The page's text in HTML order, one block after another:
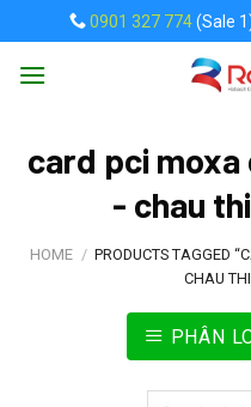
to
content
0901 327 774(Sale
card pci moxa
- chau
HOME / PRODUCTS TAGGED
CHAU
PHÂN